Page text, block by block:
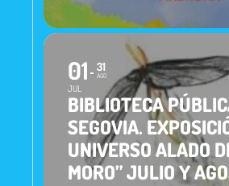
01
JUL
31
AGO
BIBLIOTECA
SEGOVIA.
UNIVERSO ALADO
MORO” JULIO Y